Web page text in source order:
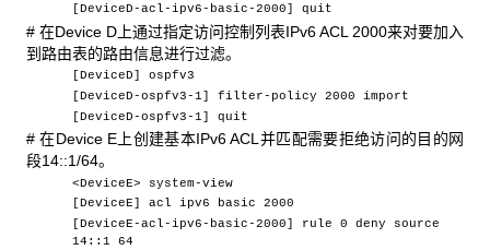
[DeviceD-acl-ipv6-basic-2000] quit
# 在Device D上通过指定访问控制列表IPv6 ACL 2000来对要加入
到路由表的路由信息进行过滤。
[DeviceD] ospfv3
[DeviceD-ospfv3-1] filter-policy 2000 import
[DeviceD-ospfv3-1] quit
# 在Device E上创建基本IPv6 ACL并匹配需要拒绝访问的目的网
段14::1/64。
<DeviceE> system-view
[DeviceE] acl ipv6 basic 2000
[DeviceE-acl-ipv6-basic-2000] rule 0 deny source
14::1 64